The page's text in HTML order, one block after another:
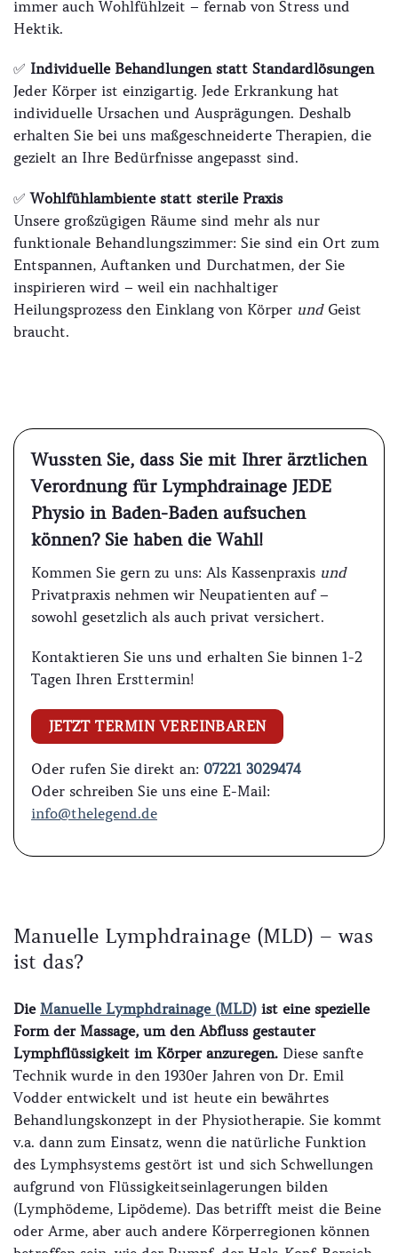
immer auch Wohlfühlzeit – fernab von Stress und
Hektik.
✅ Individuelle Behandlungen statt Standardlösungen
Jeder Körper ist einzigartig. Jede Erkrankung hat
individuelle Ursachen und Ausprägungen. Deshalb
erhalten Sie bei uns maßgeschneiderte Therapien, die
gezielt an Ihre Bedürfnisse angepasst sind.
✅Wohlfühlambiente statt sterile Praxis
Unsere großzügigen Räume sind mehr als nur
funktionale Behandlungszimmer: Sie sind ein Ort zum
Entspannen, Auftanken und Durchatmen, der Sie
inspirieren wird – weil ein nachhaltiger
Heilungsprozess den Einklang von Körper undGeist
braucht.
Wussten Sie, dass Sie mit Ihrer ärztlichen
Verordnung für Lymphdrainage JEDE
Physio in Baden-Baden aufsuchen
können? Sie haben die Wahl!
Kommen Sie gern zu uns: Als Kassenpraxis und
Privatpraxis nehmen wir Neupatienten auf –
sowohl gesetzlich als auch privat versichert.
Kontaktieren Sie uns und erhalten Sie binnen 1-2
Tagen Ihren Ersttermin!
JETZT TERMIN VEREINBAREN
Oder rufen Sie direkt an: 07221 3029474
Oder schreiben Sie uns eine E-Mail:
info@thelegend.de
Manuelle Lymphdrainage (MLD) – was
ist das?
Die Manuelle Lymphdrainage (MLD) ist eine spezielle
Form der Massage, um den Abfluss gestauter
Lymphflüssigkeit im Körper anzuregen. Diese sanfte
Technik wurde in den 1930er Jahren von Dr. Emil
Vodder entwickelt und ist heute ein bewährtes
Behandlungskonzept in der Physiotherapie. Sie kommt
v.a. dann zum Einsatz, wenn die natürliche Funktion
des Lymphsystems gestört ist und sich Schwellungen
aufgrund von Flüssigkeitseinlagerungen bilden
(Lymphödeme, Lipödeme). Das betrifft meist die Beine
oder Arme, aber auch andere Körperregionen können